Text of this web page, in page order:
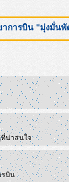
การบิน "มุ่งมั่น
น่าสนใจ
รบิน